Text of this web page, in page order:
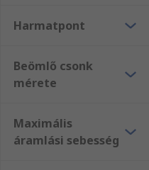
Harmatpont
Beömlő csonk
mérete
Maximális
áramlási sebesség